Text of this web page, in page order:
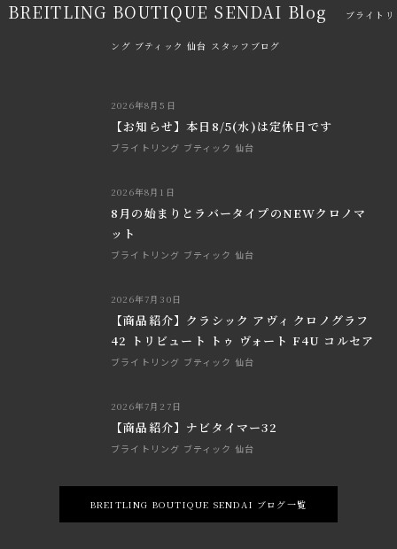
BREITLING BOUTIQUE SENDAI Blog ブライトリ
ング ブティック 仙台 スタッフブログ
2026年8月5日
【お知らせ】本日8/5(水)は定休日です
ブライトリング ブティック 仙台
2026年8月1日
8月の始まりとラバータイプのNEWクロノマ
ット
ブライトリング ブティック 仙台
2026年7月30日
【商品紹介】クラシック アヴィ クロノグラフ
42 トリビュート トゥ ヴォート F4U コルセア
ブライトリング ブティック 仙台
2026年7月27日
【商品紹介】ナビタイマー32
ブライトリング ブティック 仙台
BREITLING BOUTIQUE SENDAI ブログ一覧